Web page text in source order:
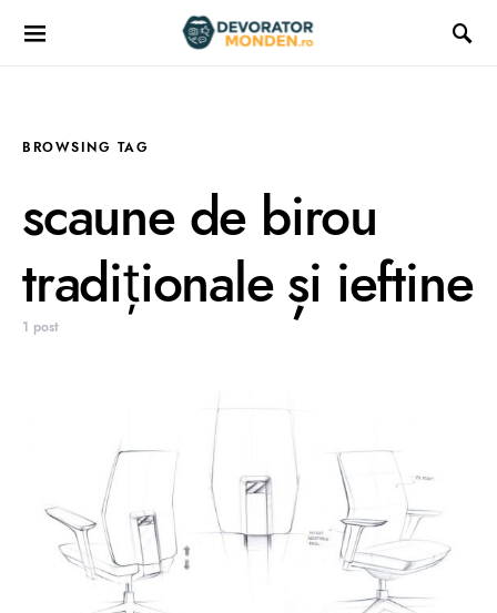
BROWSING TAG
scaune de birou
tradiționale și ieftine
1 post